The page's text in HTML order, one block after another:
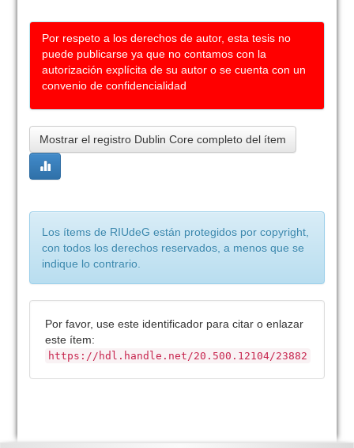
Por respeto a los derechos de autor, esta tesis no
puede publicarse ya que no contamos con la
autorización explícita de su autor o se cuenta con un
convenio de confidencialidad
Mostrar el registro Dublin Core completo del ítem
Los ítems de RIUdeG están protegidos por copyright,
con todos los derechos reservados, a menos que se
indique lo contrario.
Por favor, use este identificador para citar o enlazar
este ítem:
https://hdl.handle.net/20.500.12104/23882